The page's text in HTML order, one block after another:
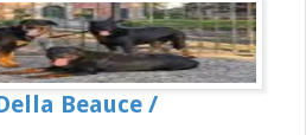
Beauce /